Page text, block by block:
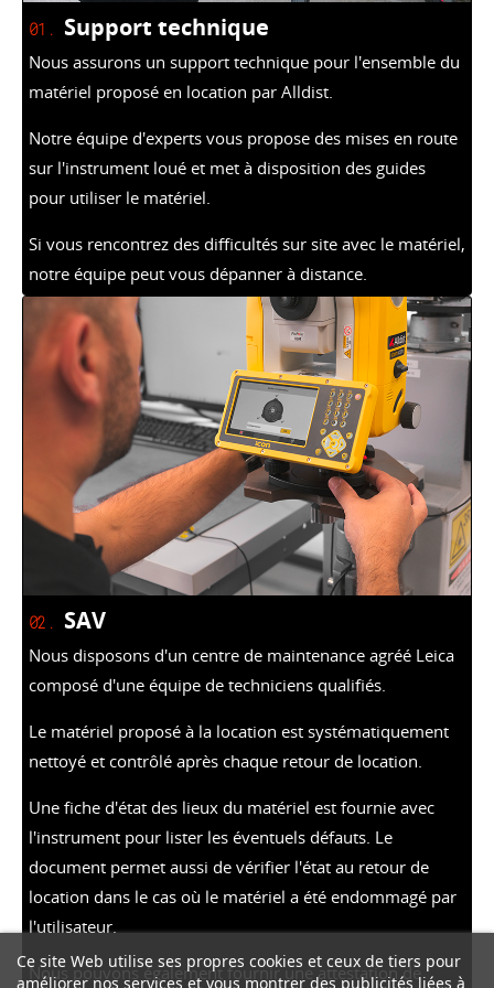
01. Support technique
Nous assurons un support technique pour l'ensemble du
matériel proposé en location par Alldist.
Notre équipe d'experts vous propose des mises en route
sur l'instrument loué et met à disposition des guides
pour utiliser le matériel.
Si vous rencontrez des difficultés sur site avec le matériel,
notre équipe peut vous dépanner à distance.
02. SAV
Nous disposons d'un centre de maintenance agréé Leica
composé d'une équipe de techniciens qualifiés.
Le matériel proposé à la location est systématiquement
nettoyé et contrôlé après chaque retour de location.
Une fiche d'état des lieux du matériel est fournie avec
l'instrument pour lister les éventuels défauts. Le
document permet aussi de vérifier l'état au retour de
location dans le cas où le matériel a été endommagé par
l'utilisateur.
Nous pouvons également fournir une attestation de
Ce site Web utilise ses propres cookies et ceux de tiers pour
améliorer nos services et vous montrer des publicités liées à